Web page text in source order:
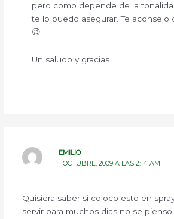
pero como depende de la
te lo puedo asegurar. Te aconsejo
😉
Un saludo y gracias.
EMILIO
1 OCTUBRE, 2009 A LAS 2:14 AM
Quisiera saber si coloco esto en
servir para muchos dias no se